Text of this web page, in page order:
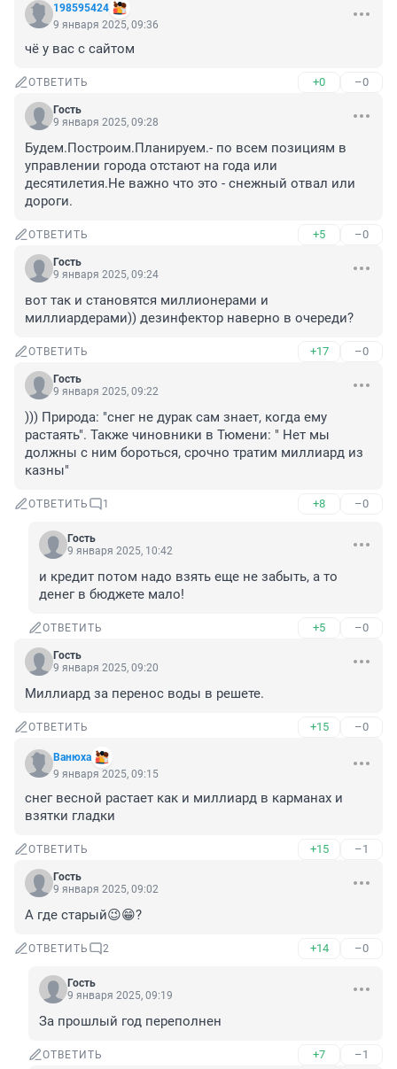
198595424
9 января 2025, 09:36
чё у вас с сайтом
ОТВЕТИТЬ +0 –0
Гость
9 января 2025, 09:28
Будем.Построим.Планируем.- по всем позициям в
управлении города отстают на года или
десятилетия.Не важно что это - снежный отвал или
дороги.
ОТВЕТИТЬ +5 –0
Гость
9 января 2025, 09:24
вот так и становятся миллионерами и
миллиардерами)) дезинфектор наверно в очереди?
ОТВЕТИТЬ +17 –0
Гость
9 января 2025, 09:22
))) Природа: "снег не дурак сам знает, когда ему
растаять". Также чиновники в Тюмени: " Нет мы
должны с ним бороться, срочно тратим миллиард из
казны"
ОТВЕТИТЬ 1 +8 –0
Гость
9 января 2025, 10:42
и кредит потом надо взять еще не забыть, а то
денег в бюджете мало!
ОТВЕТИТЬ +5 –0
Гость
9 января 2025, 09:20
Миллиард за перенос воды в решете.
ОТВЕТИТЬ +15 –0
Вaнюхa
9 января 2025, 09:15
снег весной растает как и миллиард в карманах и
взятки гладки
ОТВЕТИТЬ +15 –1
Гость
9 января 2025, 09:02
А где старый😉😁?
ОТВЕТИТЬ 2 +14 –0
Гость
9 января 2025, 09:19
За прошлый год переполнен
ОТВЕТИТЬ +7 –1